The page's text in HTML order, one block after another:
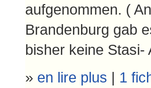
aufgenommen. (
Brandenburg gab
bisher keine Stasi-
» en lire plus | 1